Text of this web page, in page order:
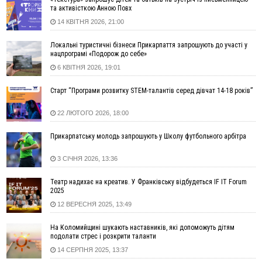
роботи стаціонарів
12:07
На межі Прикарпаття і Тернопільщини невідомі засипали
11:44
У Франківську та Яремче зафіксували нові температурні
рекорди
пошкоджено цивільне підприємство
10:54
Верховний суд повернув державі 1,5 га лісу із трьома
ставками в Івано-Франківській громаді
10:10
На Каскаді замість веж планують зробити сквер з
дитмайданчиком
09:31
На Верховинщині під час пожежі будинку травмувалась
жінка
09:09
ВІДЕО 35 цимбалістів на Говерлі встановили Рекорд
України
08:37
На Прикарпатті за пів року трапилось понад 100 ДТП через
нетверезих водіїв
08:08
рф масовано атакувала Київ та область: 14 загиблих,
десятки постраждалих і пожежі (фото, відео)
та активісткою Анною Повх
14 КВІТНЯ 2026, 21:00
Локальні туристичні бізнеси Прикарпаття запрошують до участі у
нацпрограмі «Подорож до себе»
6 КВІТНЯ 2026, 19:01
Старт “Програми розвитку STEM-талантів серед дівчат 14-18 років”
22 ЛЮТОГО 2026, 18:00
Прикарпатську молодь запрошують у Школу футбольного арбітра
3 СІЧНЯ 2026, 13:36
Театр надихає на креатив. У Франківську відбудеться IF IT Forum
2025
12 ВЕРЕСНЯ 2025, 13:49
На Коломийщині шукають наставників, які допоможуть дітям
подолати стрес і розкрити таланти
14 СЕРПНЯ 2025, 13:37